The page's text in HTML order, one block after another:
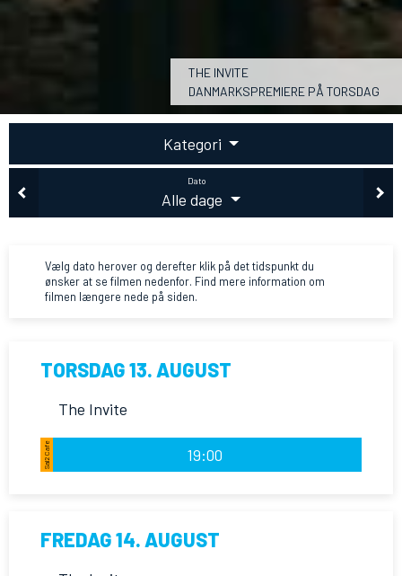
THE INVITE
DANMARKSPREMIERE PÅ TORSDAG
Kategori
Dato
Alle dage
Vælg dato herover og derefter klik på det tidspunkt du
ønsker at se filmen nedenfor. Find mere information om
filmen længere nede på siden.
TORSDAG 13. AUGUST
The Invite
S
al
2
C
a
f
e
2
1
s
æ
d 19:00
FREDAG 14. AUGUST